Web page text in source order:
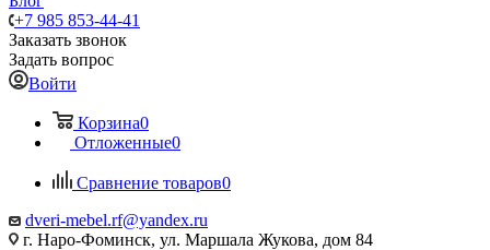
+7 985 853-44-41
Заказать звонок
Задать вопрос
Войти
Корзина0
Отложенные0
Сравнение товаров0
dveri-mebel.rf@yandex.ru
г. Наро-Фоминск, ул. Маршала Жукова, дом 84